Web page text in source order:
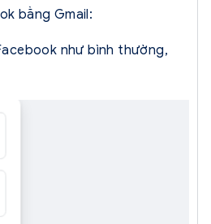
bằng Gmail:
như bình thường,